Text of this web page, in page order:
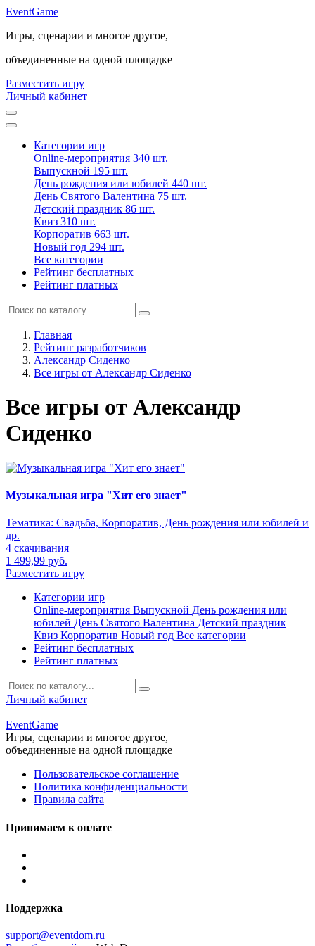
EventGame
Игры, сценарии и многое другое,
объединенные на одной площадке
Разместить игру
Личный кабинет
Категории игр
Online-мероприятия 340 шт.
Выпускной 195 шт.
День рождения или юбилей 440 шт.
День Святого Валентина 75 шт.
Детский праздник 86 шт.
Квиз 310 шт.
Корпоратив 663 шт.
Новый год 294 шт.
Все категории
Рейтинг бесплатных
Рейтинг платных
Главная
Рейтинг разработчиков
Александр Сиденко
Все игры от Александр Сиденко
Все игры от Александр
Сиденко
Музыкальная игра "Хит его знает"
Тематика: Свадьба, Корпоратив, День рождения или юбилей и
др.
4 скачивания
1 499,99 руб.
Разместить игру
Категории игр
Online-мероприятия Выпускной День рождения или
юбилей День Святого Валентина Детский праздник
Квиз Корпоратив Новый год Все категории
Рейтинг бесплатных
Рейтинг платных
Личный кабинет
EventGame
Игры, сценарии и многое другое,
объединенные на одной площадке
Пользовательское соглашение
Политика конфиденциальности
Правила сайта
Принимаем к оплате
Поддержка
support@eventdom.ru